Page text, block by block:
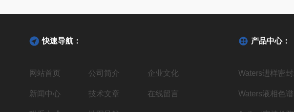
快速导航：
网站首页 公司简介 企业文化
新闻中心 技术文章 在线留言
产品中心：